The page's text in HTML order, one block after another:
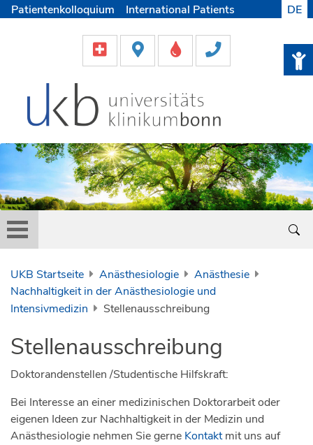
Patientenkolloquium
International Patients
Helfen & Spenden
Medien
DE
UKB Startseite Anästhesiologie
Anästhesie
Nachhaltigkeit in der Anästhesiologie und
Intensivmedizin
Stellenausschreibung
Stellenausschreibung
Doktorandenstellen /Studentische Hilfskraft:
Bei Interesse an einer medizinischen Doktorarbeit oder
eigenen Ideen zur Nachhaltigkeit in der Medizin und
Anästhesiologie nehmen Sie gerne Kontaktmit uns auf